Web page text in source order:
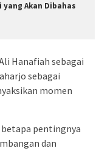
Akan Dibahas
Hanafiah sebagai
sebagai
momen
pentingnya
dan